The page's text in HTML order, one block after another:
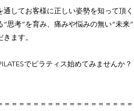
通してお客様に正しい姿勢を知って頂
思考”を育み、痛みや悩みの無い“未来
ます。
でピラティス始めてみませんか？
＝＝＝＝＝＝＝＝＝＝＝＝＝＝＝＝＝